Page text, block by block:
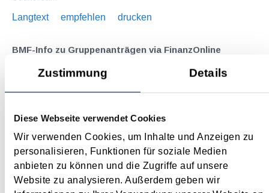
Zustimmung Details
Diese Webseite verwendet Cookies
Wir verwenden Cookies, um Inhalte und Anzeigen zu
personalisieren, Funktionen für soziale Medien
anbieten zu können und die Zugriffe auf unsere
Website zu analysieren. Außerdem geben wir
Langtext
empfehlen drucken
BMF-Info zu Gruppenanträgen via FinanzOnline
Januar 2025
Die wirksame Übermittlung von Gruppenanträgen war nicht
aus dem August 2023 ), der zufolge die amtlichen Formulare
für den Gruppenantrag ausgedruckt und im Original
unterzeichnet eingereicht werden müssen. Die...
Langtext
empfehlen drucken